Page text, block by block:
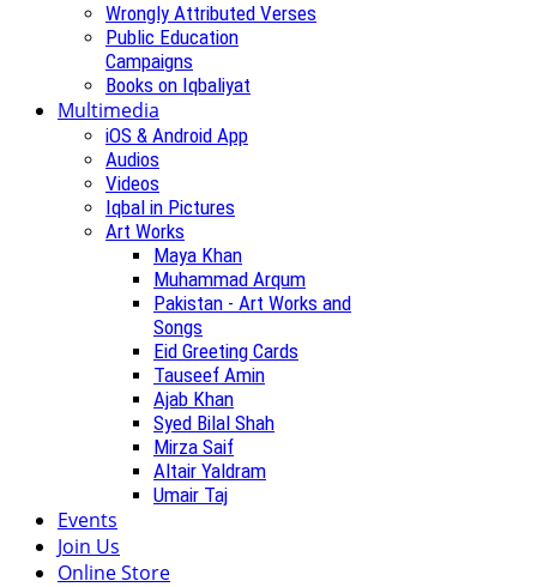
Wrongly Attributed Verses
Public Education
Campaigns
Books on Iqbaliyat
Multimedia
iOS & Android App
Audios
Videos
Iqbal in Pictures
Art Works
Maya Khan
Muhammad Arqum
Pakistan - Art Works and
Songs
Eid Greeting Cards
Tauseef Amin
Ajab Khan
Syed Bilal Shah
Mirza Saif
Altair Yaldram
Umair Taj
Events
Join Us
Online Store